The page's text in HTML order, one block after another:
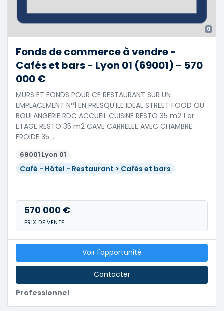
0
Fonds de commerce à vendre -
Cafés et bars - Lyon 01 (69001) - 570
000 €
MURS ET FONDS POUR CE RESTAURANT SUR UN
EMPLACEMENT N°1 EN PRESQU'ILE IDEAL STREET FOOD OU
BOULANGERIE RDC ACCUEIL CUISINE RESTO 35 m2 1 er
ETAGE RESTO 35 m2 CAVE CARRELEE AVEC CHAMBRE
FROIDE 35 …
69001 Lyon 01
Café - Hôtel - Restaurant > Cafés et bars
570 000 €
PRIX DE VENTE
Professionnel
Voir l'opportunité
Contacter